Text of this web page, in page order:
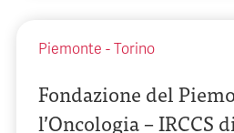
Piemonte - Torino
Fondazione del
l’Oncologia – IRCCS